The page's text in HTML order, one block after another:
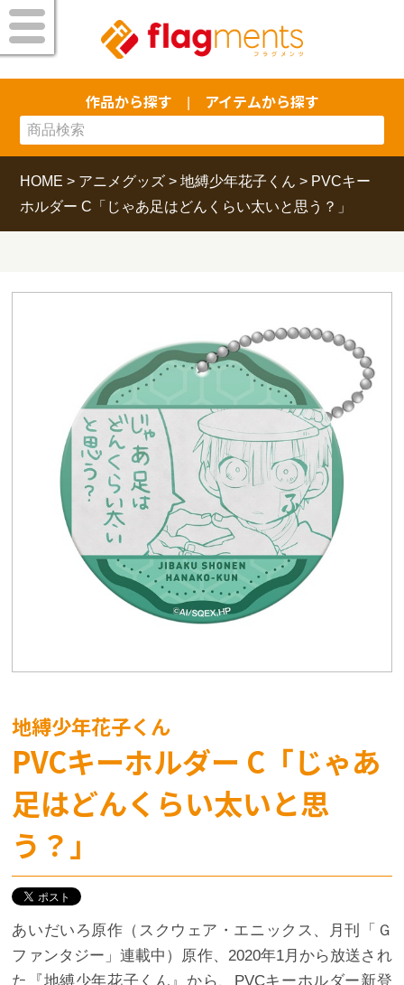
作品から探す アイテムから探す
HOME > アニメグッズ >地縛少年花子くん > PVCキー
ホルダー C「じゃあ足はどんくらい太いと思う？」
地縛少年花子くん
PVCキーホルダー C「じゃあ
足はどんくらい太いと思
う？」
あいだいろ原作（スクウェア・エニックス、月刊「Ｇ
ファンタジー」連載中）原作、2020年1月から放送され
た『地縛少年花子くん』から、PVCキーホルダー新登